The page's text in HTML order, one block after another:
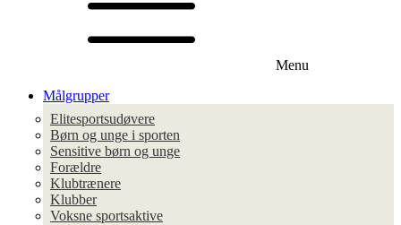
Menu
Målgrupper
Elitesportsudøvere
Børn og unge i sporten
Sensitive børn og unge
Forældre
Klubtrænere
Klubber
Voksne sportsaktive